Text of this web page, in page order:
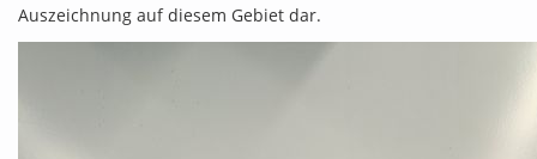
Auszeichnung auf diesem Gebiet dar.